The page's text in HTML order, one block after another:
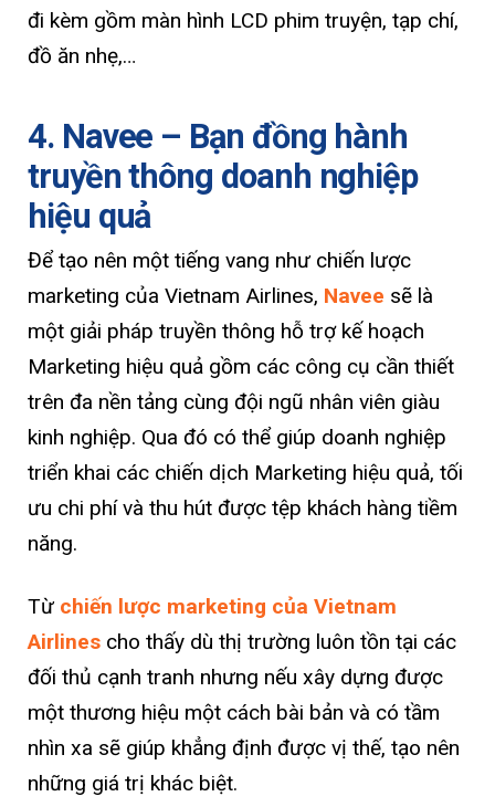
đi kèm gồm màn hình LCD phim truyện, tạp chí,
đồ ăn nhẹ,…
4. Navee – Bạn đồng hành
truyền thông doanh nghiệp
hiệu quả
Để tạo nên một tiếng vang như chiến lược
marketing của Vietnam Airlines, Navee sẽ là
một giải pháp truyền thông hỗ trợ kế hoạch
Marketing hiệu quả gồm các công cụ cần thiết
trên đa nền tảng cùng đội ngũ nhân viên giàu
kinh nghiệp. Qua đó có thể giúp doanh nghiệp
triển khai các chiến dịch Marketing hiệu quả, tối
ưu chi phí và thu hút được tệp khách hàng tiềm
năng.
Từ chiến lược marketing của Vietnam
Airlines cho thấy dù thị trường luôn tồn tại các
đối thủ cạnh tranh nhưng nếu xây dựng được
một thương hiệu một cách bài bản và có tầm
nhìn xa sẽ giúp khẳng định được vị thế, tạo nên
những giá trị khác biệt.